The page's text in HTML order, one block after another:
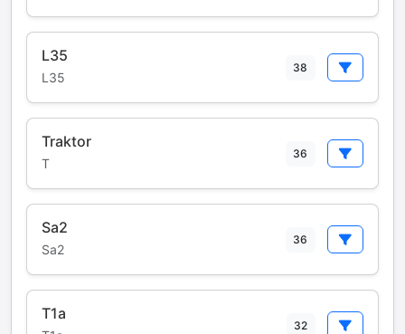
L35
L35
38
Traktor
T
36
Sa2
Sa2
36
T1a
32